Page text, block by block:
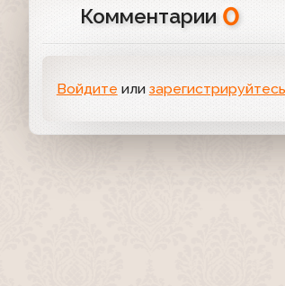
Комментарии 0
Войдите или зарегистрируйтесь